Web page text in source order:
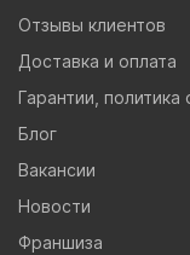
Отзывы клиентов
Доставка и оплата
Гарантии,
Блог
Вакансии
Новости
Франшиза